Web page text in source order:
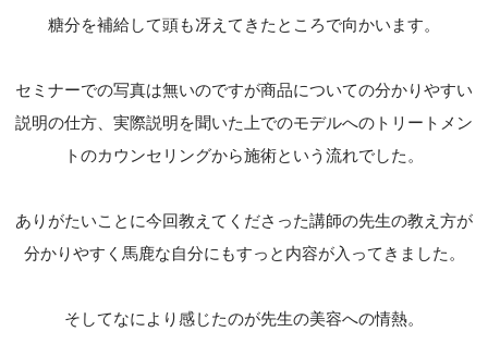
糖分を補給して頭も冴えてきたところで向かいます。
セミナーでの写真は無いのですが商品についての分かりやすい
説明の仕方、実際説明を聞いた上でのモデルへのトリートメン
トのカウンセリングから施術という流れでした。
ありがたいことに今回教えてくださった講師の先生の教え方が
分かりやすく馬鹿な自分にもすっと内容が入ってきました。
そしてなにより感じたのが先生の美容への情熱。